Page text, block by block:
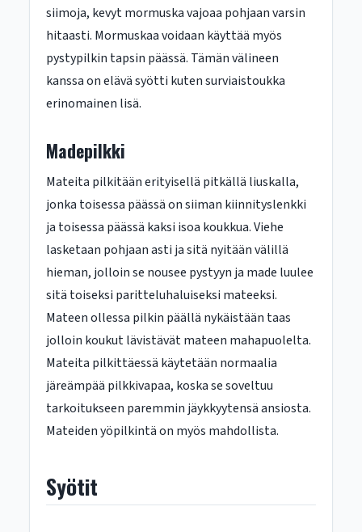
siimoja, kevyt mormuska vajoaa pohjaan varsin
hitaasti. Mormuskaa voidaan käyttää myös
pystypilkin tapsin päässä. Tämän välineen
kanssa on elävä syötti kuten surviaistoukka
erinomainen lisä.
Madepilkki
Mateita pilkitään erityisellä pitkällä liuskalla,
jonka toisessa päässä on siiman kiinnityslenkki
ja toisessa päässä kaksi isoa koukkua. Viehe
lasketaan pohjaan asti ja sitä nyitään välillä
hieman, jolloin se nousee pystyyn ja made luulee
sitä toiseksi paritteluhaluiseksi mateeksi.
Mateen ollessa pilkin päällä nykäistään taas
jolloin koukut lävistävät mateen mahapuolelta.
Mateita pilkittäessä käytetään normaalia
järeämpää pilkkivapaa, koska se soveltuu
tarkoitukseen paremmin jäykkyytensä ansiosta.
Mateiden yöpilkintä on myös mahdollista.
Syötit